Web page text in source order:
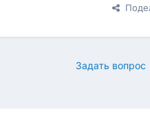
Задать вопрос